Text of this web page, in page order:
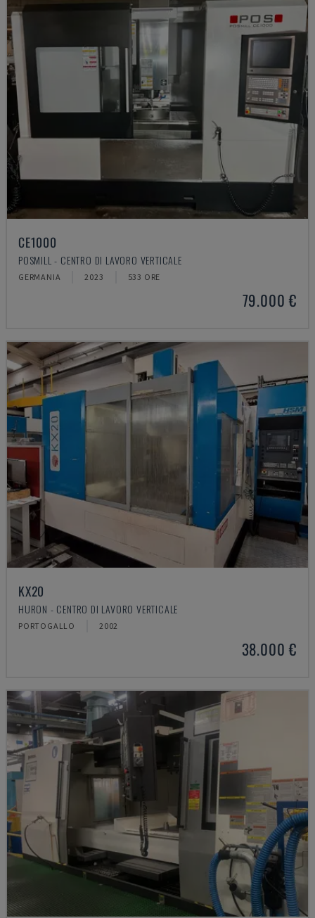
CE1000
POSMILL - CENTRO DI LAVORO VERTICALE
GERMANIA 2023 533 ORE
79.000 €
KX20
HURON - CENTRO DI LAVORO VERTICALE
PORTOGALLO 2002
38.000 €